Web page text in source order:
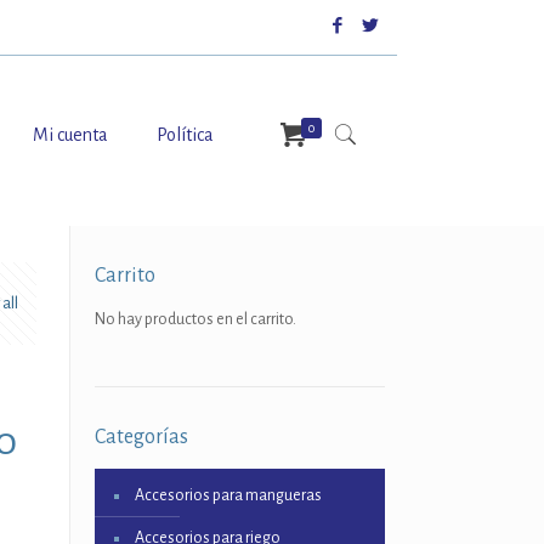
Mi cuenta Política 0
Carrito
No hay productos en el carrito.
Categorías
Accesorios para mangueras
Accesorios para riego